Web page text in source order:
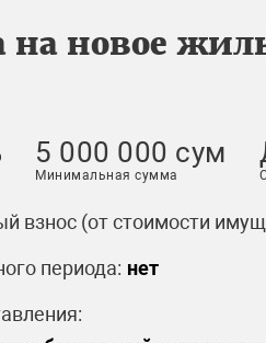
на новое
5 000 000 сум
Минимальная сумма
взнос (от стоимости
периода: нет